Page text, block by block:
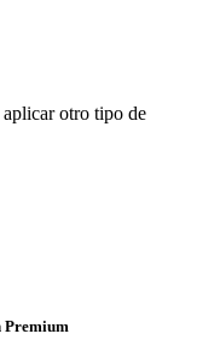
aplicar otro tipo de
Premium